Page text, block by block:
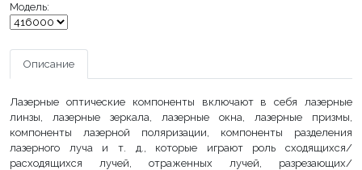
Модель:
Описание
Лазерные оптические компоненты включают в себя лазерные
линзы, лазерные зеркала, лазерные окна, лазерные призмы,
компоненты лазерной поляризации, компоненты разделения
лазерного луча и т. д., которые играют роль сходящихся/
расходящихся лучей, отраженных лучей, разрезающих/